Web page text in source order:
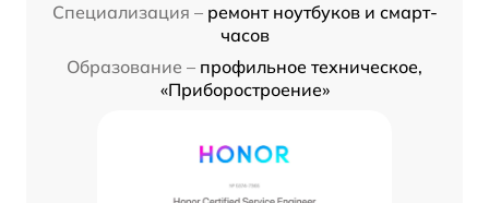
Специализация – ремонт ноутбуков и смарт-
часов
Образование – профильное техническое,
«Приборостроение»